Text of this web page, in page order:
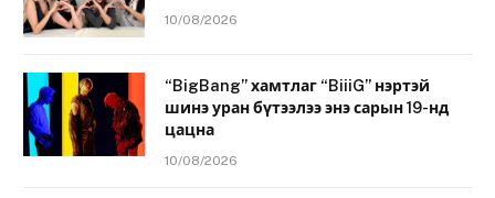
10/08/2026
“BigBang” хамтлаг “BiiiG” нэртэй
шинэ уран бүтээлээ энэ сарын 19-нд
цацна
10/08/2026